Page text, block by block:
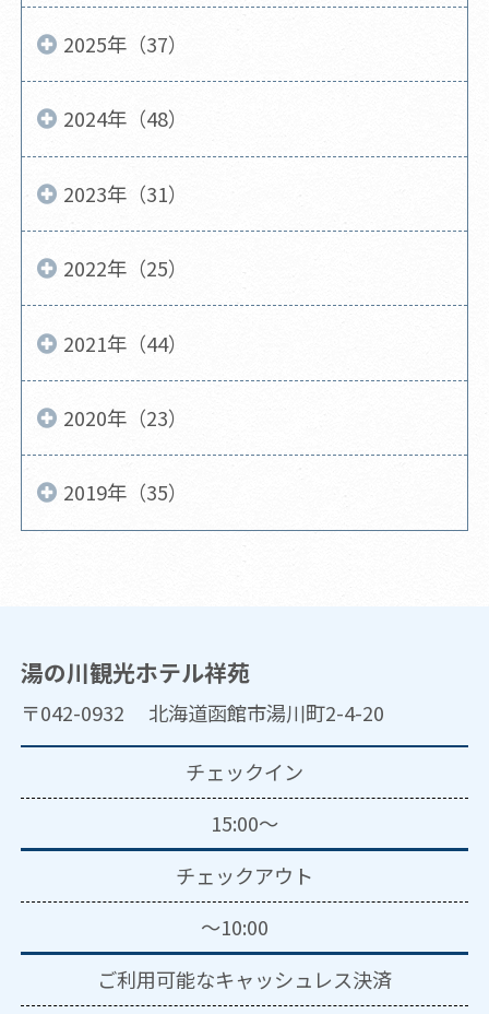
2025年（37）
2024年（48）
2023年（31）
2022年（25）
2021年（44）
2020年（23）
2019年（35）
湯の川観光ホテル祥苑
〒042-0932 北海道函館市湯川町2-4-20
チェックイン
15:00～
チェックアウト
～10:00
ご利用可能なキャッシュレス決済